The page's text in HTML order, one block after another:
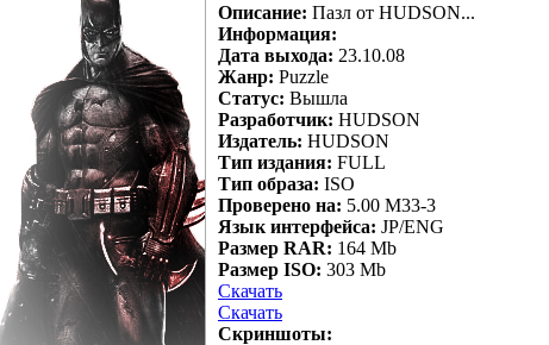
Описание: Пазл от HUDSON...
Информация:
Дата выхода: 23.10.08
Жанр: Puzzle
Статус: Вышла
Разработчик: HUDSON
Издатель: HUDSON
Тип издания: FULL
Тип образа: ISO
Проверено на: 5.00 М33-3
Язык интерфейса: JP/ENG
Размер RAR: 164 Mb
Размер ISO: 303 Mb
Скачать
Скачать
Скриншоты: